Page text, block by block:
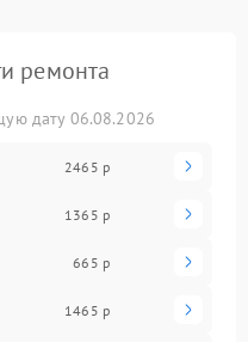
ремонта
дату 06.08.2026
2465 р
1365 р
665 р
1465 р